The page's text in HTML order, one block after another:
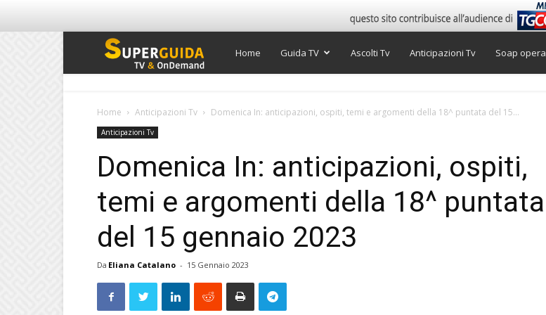
Super
Home Guida TV Ascolti Tv Anticipazioni Tv Soap opera
Home Anticipazioni Tv Domenica In: anticipazioni, ospiti, temi e argomenti della 18^ puntata del 15...
Anticipazioni Tv
Domenica In: anticipazioni, ospiti,
temi e argomenti della 18^ puntata
del 15 gennaio 2023
Da Eliana Catalano - 15 Gennaio 2023